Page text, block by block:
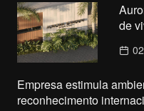
de
Empresa estimula
reconhecimento